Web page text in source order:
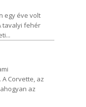
egy éve volt
tavalyi fehér
Corvette, az
az